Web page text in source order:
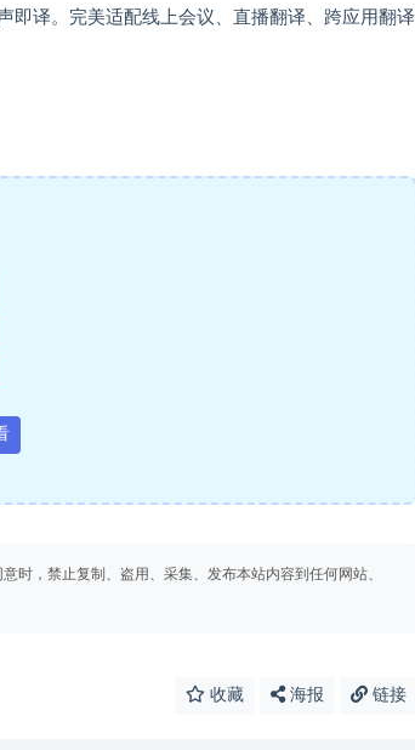
即译。完美适配线上会议、直播翻译、跨应用翻译
时，禁止复制、盗用、采集、发布本站内容到任何网站、
收藏 海报 链接